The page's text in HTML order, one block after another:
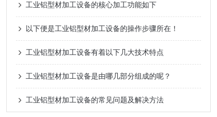
工业铝型材加工设备的核心加工功能如下
以下便是工业铝型材加工设备的操作步骤所在！
工业铝型材加工设备有着以下几大技术特点
工业铝型材加工设备是由哪几部分组成的呢？
工业铝型材加工设备的常见问题及解决方法